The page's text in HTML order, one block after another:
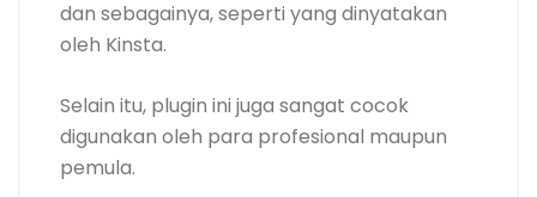
dan sebagainya, seperti yang dinyatakan
oleh Kinsta.
Selain itu, plugin ini juga sangat cocok
digunakan oleh para profesional maupun
pemula.